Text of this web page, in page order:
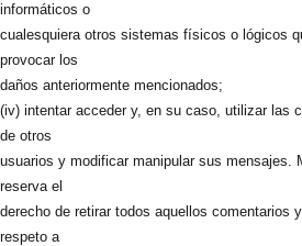
informáticos o
cualesquiera otros sistemas físicos o lógicos
provocar los
daños anteriormente mencionados;
(iv) intentar acceder y, en su caso, utilizar las
de otros
usuarios y modificar manipular sus mensajes.
reserva el
derecho de retirar todos aquellos comentarios
respeto a